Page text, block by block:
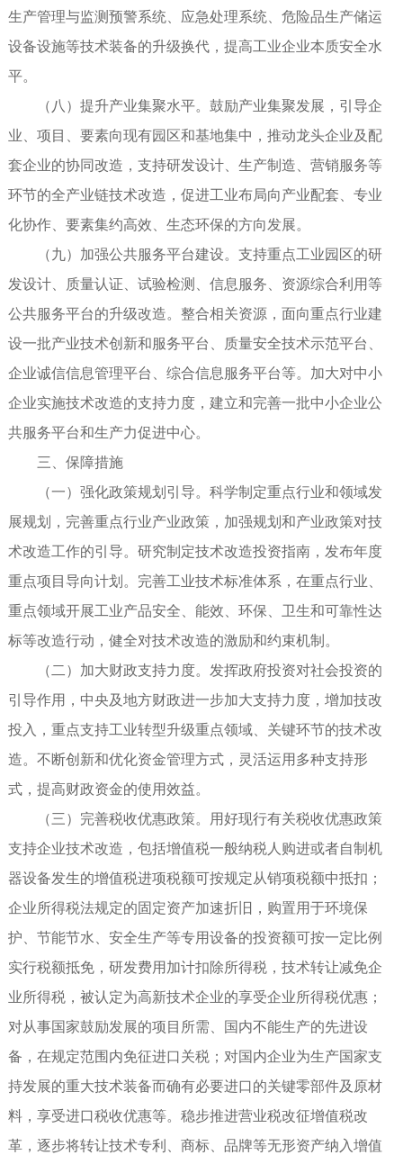
生产管理与监测预警系统、应急处理系统、危险品生产储运
设备设施等技术装备的升级换代，提高工业企业本质安全水
平。
（八）提升产业集聚水平。鼓励产业集聚发展，引导企
业、项目、要素向现有园区和基地集中，推动龙头企业及配
套企业的协同改造，支持研发设计、生产制造、营销服务等
环节的全产业链技术改造，促进工业布局向产业配套、专业
化协作、要素集约高效、生态环保的方向发展。
（九）加强公共服务平台建设。支持重点工业园区的研
发设计、质量认证、试验检测、信息服务、资源综合利用等
公共服务平台的升级改造。整合相关资源，面向重点行业建
设一批产业技术创新和服务平台、质量安全技术示范平台、
企业诚信信息管理平台、综合信息服务平台等。加大对中小
企业实施技术改造的支持力度，建立和完善一批中小企业公
共服务平台和生产力促进中心。
三、保障措施
（一）强化政策规划引导。科学制定重点行业和领域发
展规划，完善重点行业产业政策，加强规划和产业政策对技
术改造工作的引导。研究制定技术改造投资指南，发布年度
重点项目导向计划。完善工业技术标准体系，在重点行业、
重点领域开展工业产品安全、能效、环保、卫生和可靠性达
标等改造行动，健全对技术改造的激励和约束机制。
（二）加大财政支持力度。发挥政府投资对社会投资的
引导作用，中央及地方财政进一步加大支持力度，增加技改
投入，重点支持工业转型升级重点领域、关键环节的技术改
造。不断创新和优化资金管理方式，灵活运用多种支持形
式，提高财政资金的使用效益。
（三）完善税收优惠政策。用好现行有关税收优惠政策
支持企业技术改造，包括增值税一般纳税人购进或者自制机
器设备发生的增值税进项税额可按规定从销项税额中抵扣；
企业所得税法规定的固定资产加速折旧，购置用于环境保
护、节能节水、安全生产等专用设备的投资额可按一定比例
实行税额抵免，研发费用加计扣除所得税，技术转让减免企
业所得税，被认定为高新技术企业的享受企业所得税优惠；
对从事国家鼓励发展的项目所需、国内不能生产的先进设
备，在规定范围内免征进口关税；对国内企业为生产国家支
持发展的重大技术装备而确有必要进口的关键零部件及原材
料，享受进口税收优惠等。稳步推进营业税改征增值税改
革，逐步将转让技术专利、商标、品牌等无形资产纳入增值